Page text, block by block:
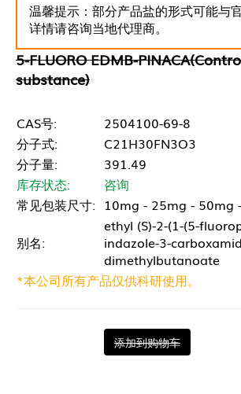
温馨提示：部分产品盐的形式可能与
详情请咨询当地代理商。
5-FLUORO EDMB-
substance)
CAS号:
2504100-69-8
分子式:
C21H30FN3O3
分子量:
391.49
库存状态:
咨询
常见包装尺寸: 10mg - 25mg - 50mg
别名:
ethyl (S)-2-(1-(5-
indazole-3-
dimethylbutanoate
*本公司所有产品仅供科研使用。
添加到购物车